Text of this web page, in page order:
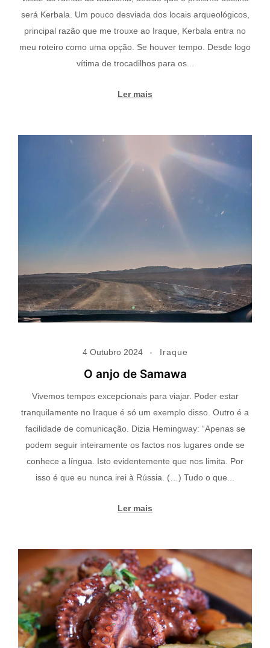
será Kerbala. Um pouco desviada dos locais arqueológicos,
principal razão que me trouxe ao Iraque, Kerbala entra no
meu roteiro como uma opção. Se houver tempo. Desde logo
vítima de trocadilhos para os...
Ler mais
4 Outubro 2024 Iraque
O anjo de Samawa
Vivemos tempos excepcionais para viajar. Poder estar
tranquilamente no Iraque é só um exemplo disso. Outro é a
facilidade de comunicação. Dizia Hemingway: “Apenas se
podem seguir inteiramente os factos nos lugares onde se
conhece a língua. Isto evidentemente que nos limita. Por
isso é que eu nunca irei à Rússia. (…) Tudo o que...
Ler mais